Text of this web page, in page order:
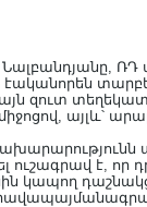
ՌԴ
զուտ
այլև՝
է, որ
կապող